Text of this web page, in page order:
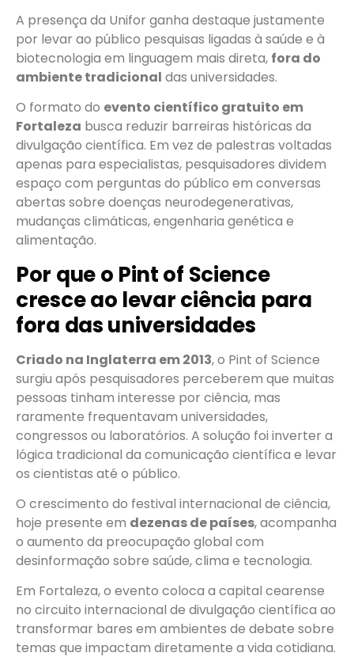
A presença da Unifor ganha destaque justamente
por levar ao público pesquisas ligadas à saúde e à
biotecnologia em linguagem mais direta, fora do
ambiente tradicional das universidades.
O formato do evento científico gratuito em
Fortaleza busca reduzir barreiras históricas da
divulgação científica. Em vez de palestras voltadas
apenas para especialistas, pesquisadores dividem
espaço com perguntas do público em conversas
abertas sobre doenças neurodegenerativas,
mudanças climáticas, engenharia genética e
alimentação.
Por que o Pint of Science
cresce ao levar ciência para
fora das universidades
Criado na Inglaterra em 2013, o Pint of Science
surgiu após pesquisadores perceberem que muitas
pessoas tinham interesse por ciência, mas
raramente frequentavam universidades,
congressos ou laboratórios. A solução foi inverter a
lógica tradicional da comunicação científica e levar
os cientistas até o público.
O crescimento do festival internacional de ciência,
hoje presente em dezenas de países, acompanha
o aumento da preocupação global com
desinformação sobre saúde, clima e tecnologia.
Em Fortaleza, o evento coloca a capital cearense
no circuito internacional de divulgação científica ao
transformar bares em ambientes de debate sobre
temas que impactam diretamente a vida cotidiana.